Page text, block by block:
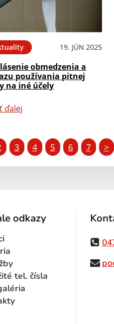
19. JÚN 2025
obmedzenia a
používania pitnej
na iné účely
ďalej
3 4 5 6 7 >
odkazy
tel. čísla